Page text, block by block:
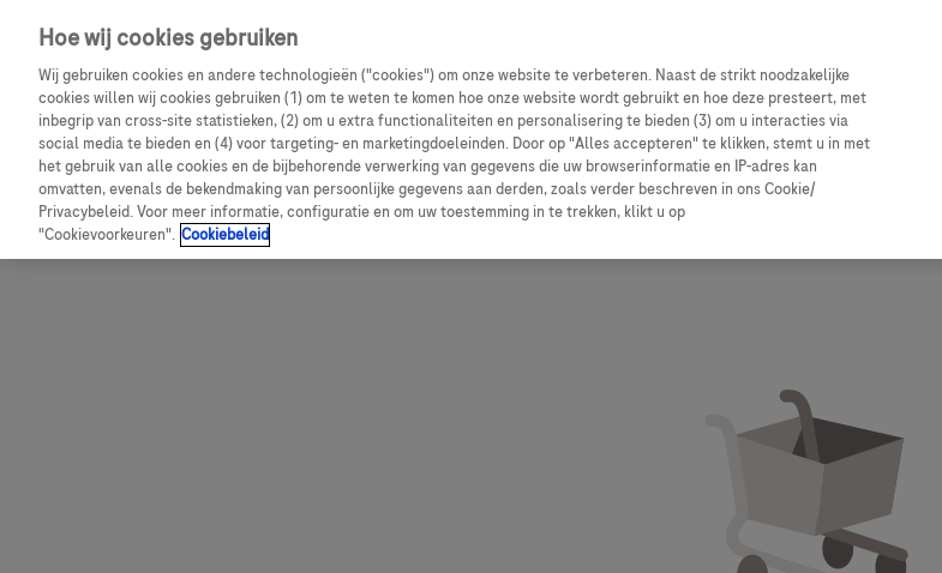
Discover further exclusive advantages with the specialist portal
Hoe wij cookies gebruiken
Wij gebruiken cookies en andere technologieën ("cookies") om onze website te verbeteren. Naast de strikt noodzakelijke
cookies willen wij cookies gebruiken (1) om te weten te komen hoe onze website wordt gebruikt en hoe deze presteert, met
inbegrip van cross-site statistieken, (2) om u extra functionaliteiten en personalisering te bieden (3) om u interacties via
social media te bieden en (4) voor targeting- en marketingdoeleinden. Door op "Alles accepteren" te klikken, stemt u in met
het gebruik van alle cookies en de bijbehorende verwerking van gegevens die uw browserinformatie en IP-adres kan
omvatten, evenals de bekendmaking van persoonlijke gegevens aan derden, zoals verder beschreven in ons Cookie/
Privacybeleid. Voor meer informatie, configuratie en om uw toestemming in te trekken, klikt u op
"Cookievoorkeuren". Cookiebeleid